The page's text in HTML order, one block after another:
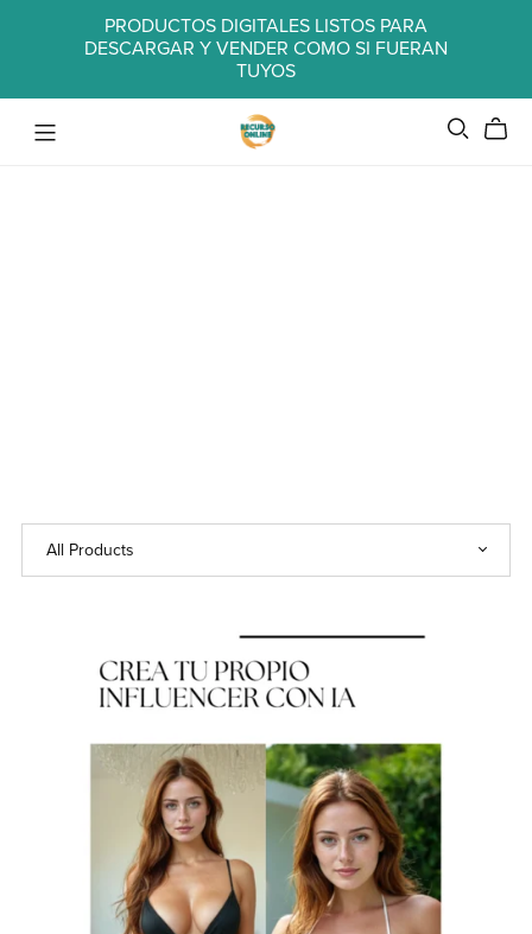
PRODUCTOS DIGITALES LISTOS PARA
DESCARGAR Y VENDER COMO SI FUERAN
TUYOS